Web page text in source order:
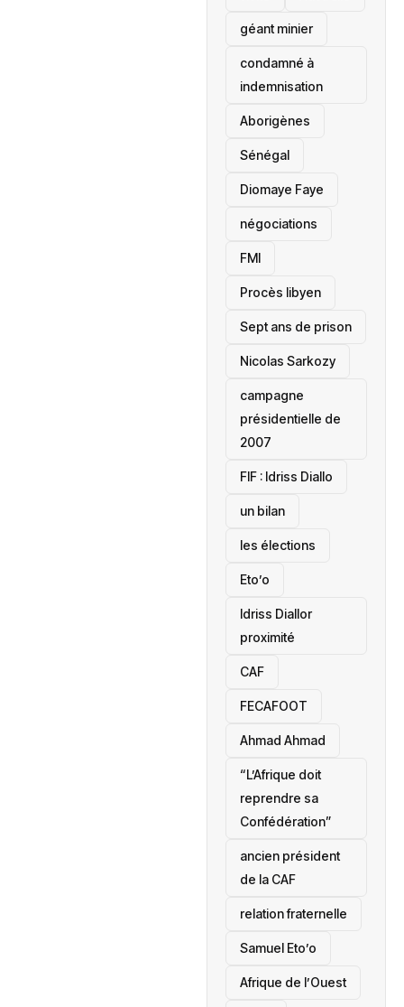
géant minier
condamné à
indemnisation
Aborigènes
Sénégal
Diomaye Faye
négociations
FMI
Procès libyen
Sept ans de prison
Nicolas Sarkozy
campagne
présidentielle de
2007
‎FIF : Idriss Diallo
un bilan
les élections
Eto’o
Idriss Diallor
proximité
CAF
FECAFOOT
‎Ahmad Ahmad
“L’Afrique doit
reprendre sa
Confédération”
ancien président
de la CAF
relation fraternelle
Samuel Eto’o
Afrique de l’Ouest